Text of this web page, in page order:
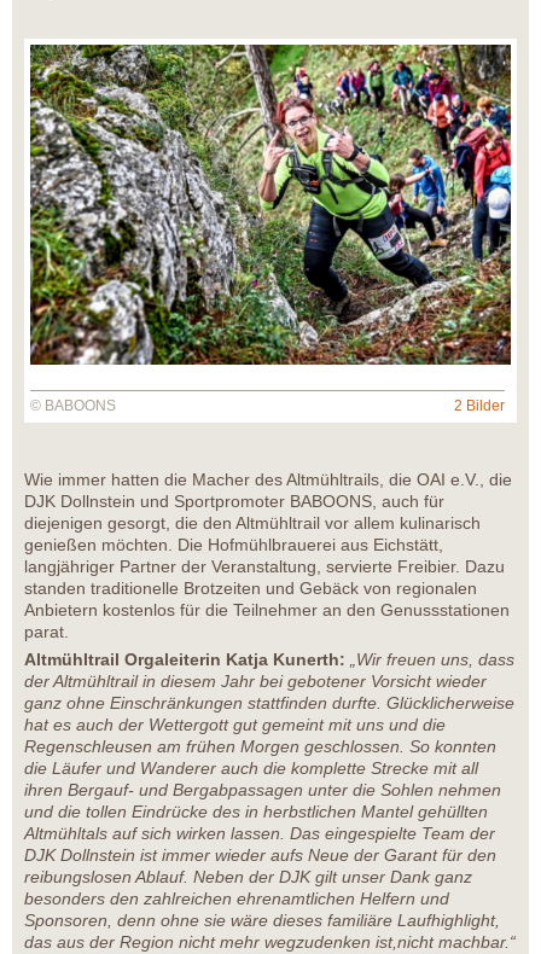
© BABOONS 2 Bilder
Wie immer hatten die Macher des Altmühltrails, die OAI e.V., die
DJK Dollnstein und Sportpromoter BABOONS, auch für
diejenigen gesorgt, die den Altmühltrail vor allem kulinarisch
genießen möchten. Die Hofmühlbrauerei aus Eichstätt,
langjähriger Partner der Veranstaltung, servierte Freibier. Dazu
standen traditionelle Brotzeiten und Gebäck von regionalen
Anbietern kostenlos für die Teilnehmer an den Genussstationen
parat.
Altmühltrail Orgaleiterin Katja Kunerth: „Wir freuen uns, dass
der Altmühltrail in diesem Jahr bei gebotener Vorsicht wieder
ganz ohne Einschränkungen stattfinden durfte. Glücklicherweise
hat es auch der Wettergott gut gemeint mit uns und die
Regenschleusen am frühen Morgen geschlossen. So konnten
die Läufer und Wanderer auch die komplette Strecke mit all
ihren Bergauf- und Bergabpassagen unter die Sohlen nehmen
und die tollen Eindrücke des in herbstlichen Mantel gehüllten
Altmühltals auf sich wirken lassen. Das eingespielte Team der
DJK Dollnstein ist immer wieder aufs Neue der Garant für den
reibungslosen Ablauf. Neben der DJK gilt unser Dank ganz
besonders den zahlreichen ehrenamtlichen Helfern und
Sponsoren, denn ohne sie wäre dieses familiäre Laufhighlight,
das aus der Region nicht mehr wegzudenken ist,nicht machbar.“